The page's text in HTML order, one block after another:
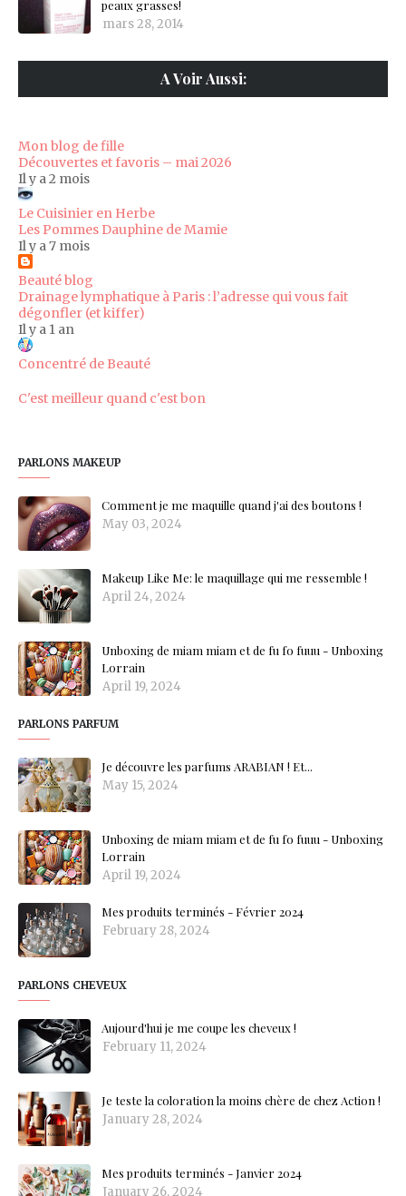
peaux grasses!
mars 28, 2014
A Voir Aussi:
Mon blog de fille
Découvertes et favoris – mai 2026
Il y a 2 mois
Le Cuisinier en Herbe
Les Pommes Dauphine de Mamie
Il y a 7 mois
Beauté blog
Drainage lymphatique à Paris : l’adresse qui vous fait
dégonfler (et kiffer)
Il y a 1 an
Concentré de Beauté
C'est meilleur quand c'est bon
PARLONS MAKEUP
Comment je me maquille quand j'ai des boutons !
May 03, 2024
Makeup Like Me: le maquillage qui me ressemble !
April 24, 2024
Unboxing de miam miam et de fu fo fuuu - Unboxing
Lorrain
April 19, 2024
PARLONS PARFUM
Je découvre les parfums ARABIAN ! Et...
May 15, 2024
Unboxing de miam miam et de fu fo fuuu - Unboxing
Lorrain
April 19, 2024
Mes produits terminés - Février 2024
February 28, 2024
PARLONS CHEVEUX
Aujourd'hui je me coupe les cheveux !
February 11, 2024
Je teste la coloration la moins chère de chez Action !
January 28, 2024
Mes produits terminés - Janvier 2024
January 26, 2024